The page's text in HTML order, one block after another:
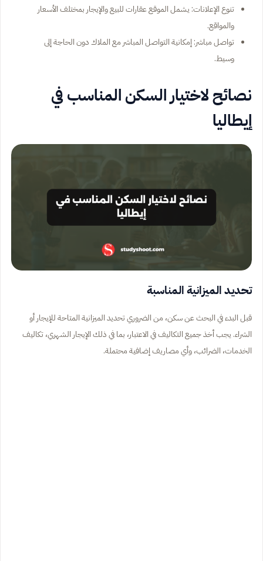
تنوع الإعلانات: يشمل الموقع عقارات للبيع والإيجار بمختلف الأسعار
والمواقع.
تواصل مباشر: إمكانية التواصل المباشر مع الملاك دون الحاجة إلى
وسيط.
نصائح لاختيار السكن المناسب في
إيطاليا
تحديد الميزانية المناسبة
قبل البدء في البحث عن سكن، من الضروري تحديد الميزانية المتاحة للإيجار أو
الشراء. يجب أخذ جميع التكاليف في الاعتبار، بما في ذلك الإيجار الشهري، تكاليف
الخدمات، الضرائب، وأي مصاريف إضافية محتملة.